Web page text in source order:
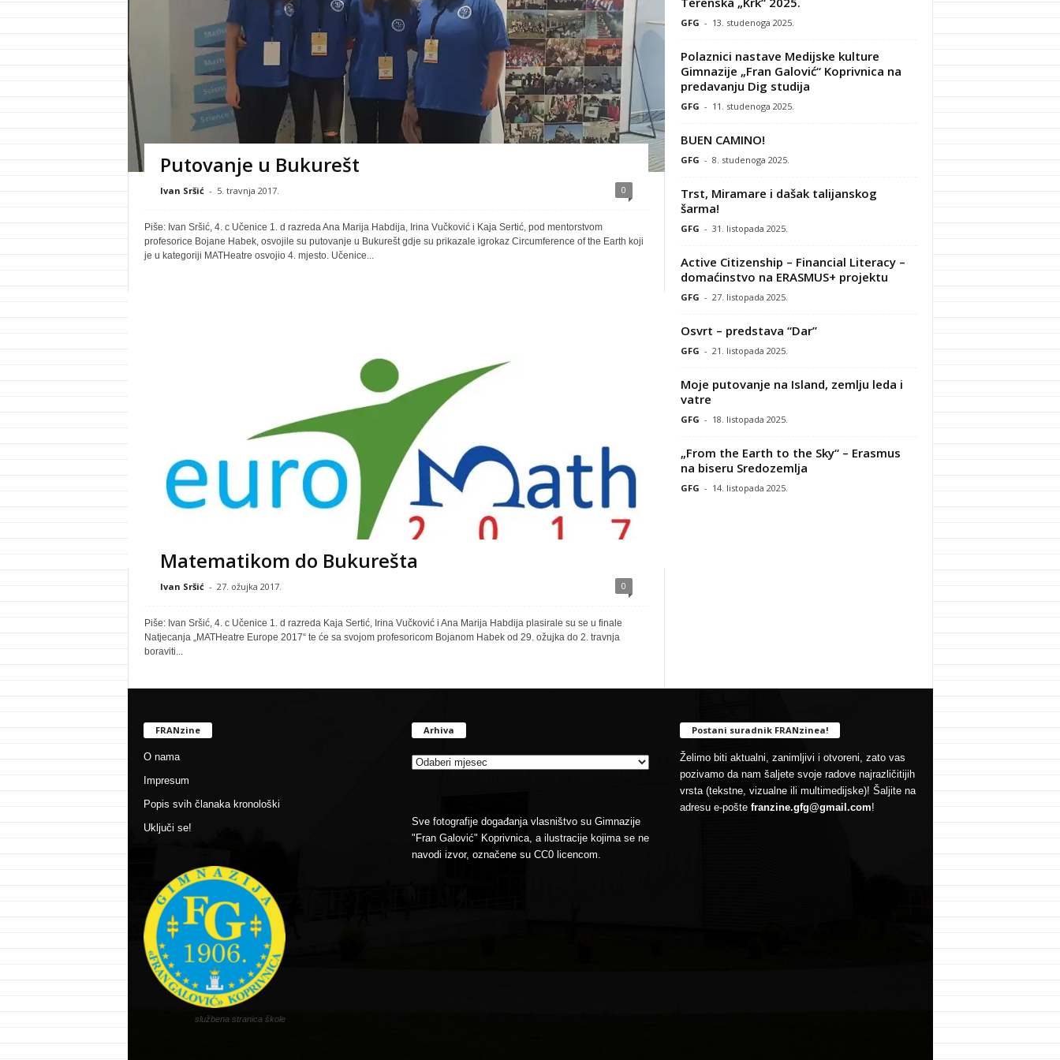
Putovanje u Bukurešt
Ivan Sršić - 5. travnja 2017. 0
Piše: Ivan Sršić, 4. c Učenice 1. d razreda Ana Marija Habdija, Irina Vučković i Kaja Sertić, pod mentorstvom
profesorice Bojane Habek, osvojile su putovanje u Bukurešt gdje su prikazale igrokaz Circumference of the Earth koji
je u kategoriji MATHeatre osvojio 4. mjesto. Učenice...
Matematikom do Bukurešta
Ivan Sršić - 27. ožujka 2017. 0
Piše: Ivan Sršić, 4. c Učenice 1. d razreda Kaja Sertić, Irina Vučković i Ana Marija Habdija plasirale su se u finale
Natjecanja „MATHeatre Europe 2017“ te će sa svojom profesoricom Bojanom Habek od 29. ožujka do 2. travnja
boraviti...
GFG - 13. studenoga 2025.
Polaznici nastave Medijske kulture
Gimnazije „Fran Galović“ Koprivnica na
predavanju Dig studija
GFG - 11. studenoga 2025.
BUEN CAMINO!
GFG - 8. studenoga 2025.
Trst, Miramare i dašak talijanskog
šarma!
GFG - 31. listopada 2025.
Active Citizenship – Financial Literacy –
domaćinstvo na ERASMUS+ projektu
GFG - 27. listopada 2025.
Osvrt – predstava “Dar”
GFG - 21. listopada 2025.
Moje putovanje na Island, zemlju leda i
vatre
GFG - 18. listopada 2025.
„From the Earth to the Sky“ – Erasmus
na biseru Sredozemlja
GFG - 14. listopada 2025.
FRANzine
O nama
Impresum
Popis svih članaka kronološki
Uključi se!
službena stranica škole
Arhiva
Sve fotografije događanja vlasništvo su Gimnazije
"Fran Galović" Koprivnica, a ilustracije kojima se ne
navodi izvor, označene su CC0 licencom.
Postani suradnik FRANzinea!
Želimo biti aktualni, zanimljivi i otvoreni, zato vas
pozivamo da nam šaljete svoje radove najrazličitijih
vrsta (tekstne, vizualne ili multimedijske)! Šaljite na
adresu e-pošte franzine.gfg@gmail.com!